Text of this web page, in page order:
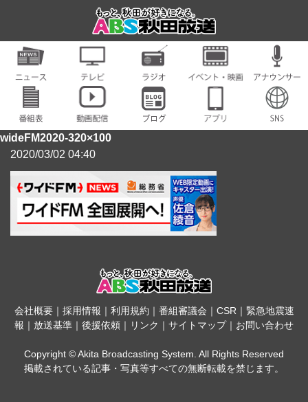
wideFM2020-320×100
2020/03/02 04:40
会社概要｜ 採用情報 ｜ 利用規約 ｜ 番組審議会 ｜ CSR｜ 緊急地震速
報 ｜ 放送基準 ｜ 後援依頼 ｜ リンク ｜ サイトマップ｜ お問い合わせ
Copyright © Akita Broadcasting System. All Rights Reserved
掲載されている記事・写真等すべての無断転載を禁じます。